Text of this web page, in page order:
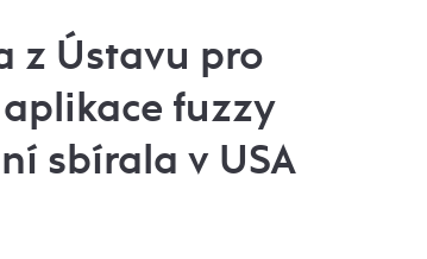
z Ústavu pro
fuzzy
sbírala v USA